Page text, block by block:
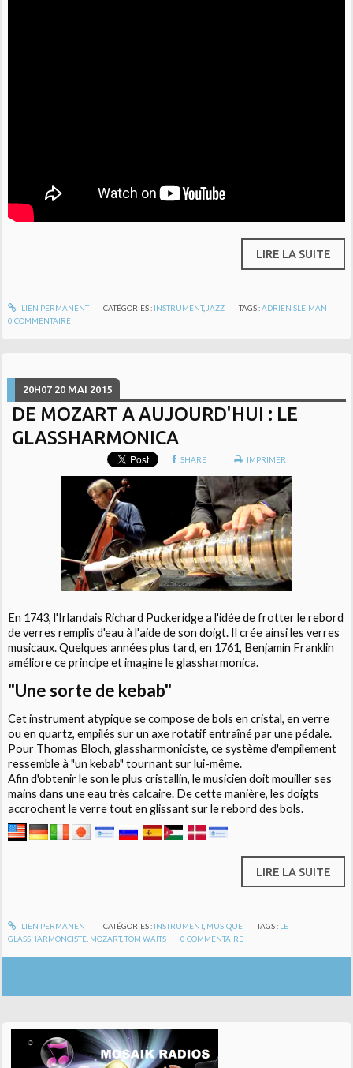
LIRE LA SUITE
LIEN PERMANENT CATÉGORIES : INSTRUMENT, JAZZ TAGS :ADRIEN SLEIMAN
0 COMMENTAIRE
20H07 20 MAI 2015
DE MOZART A AUJOURD'HUI : LE
GLASSHARMONICA
SHARE IMPRIMER
En 1743, l'Irlandais Richard Puckeridge a l'idée de frotter le rebord
de verres remplis d'eau à l'aide de son doigt. Il crée ainsi les verres
musicaux. Quelques années plus tard, en 1761, Benjamin Franklin
améliore ce principe et imagine le glassharmonica.
"Une sorte de kebab"
Cet instrument atypique se compose de bols en cristal, en verre
ou en quartz, empilés sur un axe rotatif entraîné par une pédale.
Pour Thomas Bloch, glassharmoniciste, ce système d'empilement
ressemble à "un kebab" tournant sur lui-même.
Afin d'obtenir le son le plus cristallin, le musicien doit mouiller ses
mains dans une eau très calcaire. De cette manière, les doigts
accrochent le verre tout en glissant sur le rebord des bols.
LIRE LA SUITE
LIEN PERMANENT CATÉGORIES : INSTRUMENT, MUSIQUE TAGS : LE
GLASSHARMONCISTE MOZART,TOM WAITS 0 COMMENTAIRE